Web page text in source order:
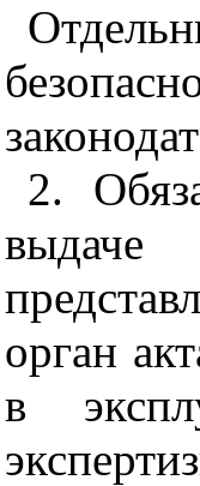
2.
орган
в